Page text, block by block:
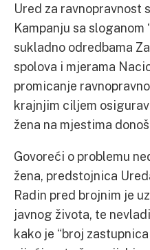
Ured za ravnopravnost
Kampanju sa sloganom
sukladno odredbama
spolova i mjerama
promicanje
krajnjim ciljem
žena na mjestima
Govoreći o problemu
žena, predstojnica
Radin pred brojnim je
javnog života, te
kako je “broj